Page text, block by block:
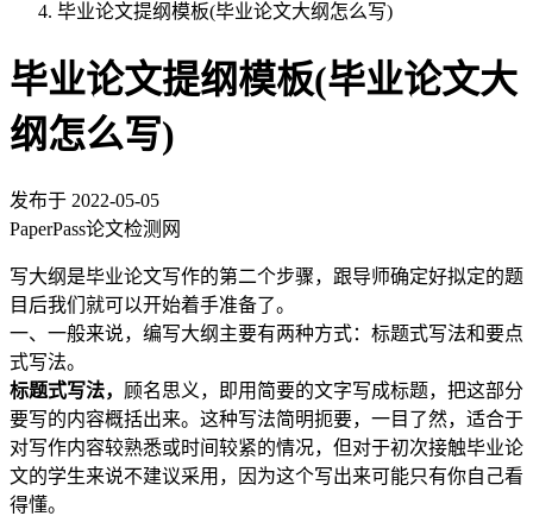
毕业论文提纲模板(毕业论文大纲怎么写)
毕业论文提纲模板(毕业论文大
纲怎么写)
发布于 2022-05-05
PaperPass论文检测网
写大纲是毕业论文写作的第二个步骤，跟导师确定好拟定的题
目后我们就可以开始着手准备了。
一、一般来说，编写大纲主要有两种方式：标题式写法和要点
式写法。
标题式写法， 顾名思义，即用简要的文字写成标题，把这部分
要写的内容概括出来。这种写法简明扼要，一目了然，适合于
对写作内容较熟悉或时间较紧的情况，但对于初次接触毕业论
文的学生来说不建议采用，因为这个写出来可能只有你自己看
得懂。